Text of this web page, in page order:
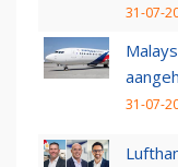
31-07-
31-07-